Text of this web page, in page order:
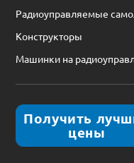
Радиоуправляемые
Конструкторы
Машинки на
Получить
цены